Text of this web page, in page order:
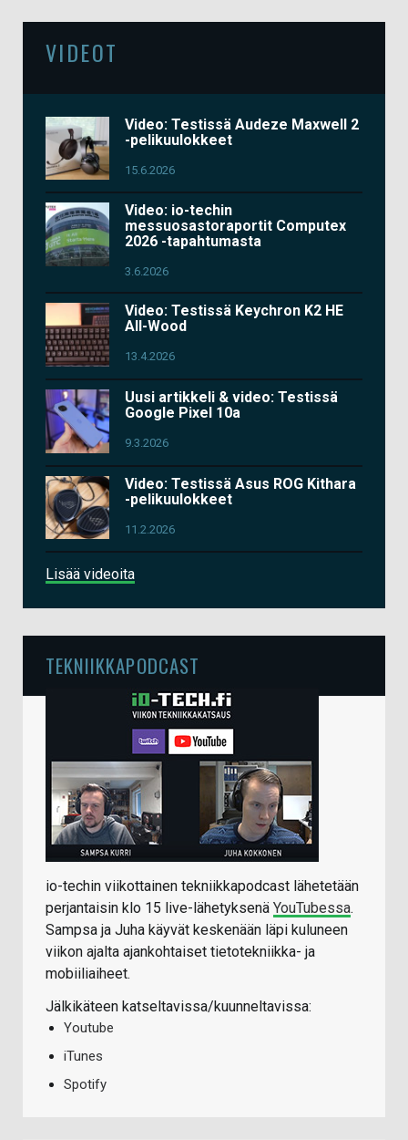
VIDEOT
Video: Testissä Audeze Maxwell 2
-pelikuulokkeet
15.6.2026
Video: io-techin
messuosastoraportit Computex
2026 -tapahtumasta
3.6.2026
Video: Testissä Keychron K2 HE
All-Wood
13.4.2026
Uusi artikkeli & video: Testissä
Google Pixel 10a
9.3.2026
Video: Testissä Asus ROG Kithara
-pelikuulokkeet
11.2.2026
Lisää videoita
TEKNIIKKAPODCAST
io-techin viikottainen tekniikkapodcast lähetetään
perjantaisin klo 15 live-lähetyksenä YouTubessa.
Sampsa ja Juha käyvät keskenään läpi kuluneen
viikon ajalta ajankohtaiset tietotekniikka- ja
mobiiliaiheet.
Jälkikäteen katseltavissa/kuunneltavissa:
Youtube
iTunes
Spotify